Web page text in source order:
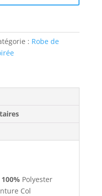
: Robe de
100% Polyester
Col